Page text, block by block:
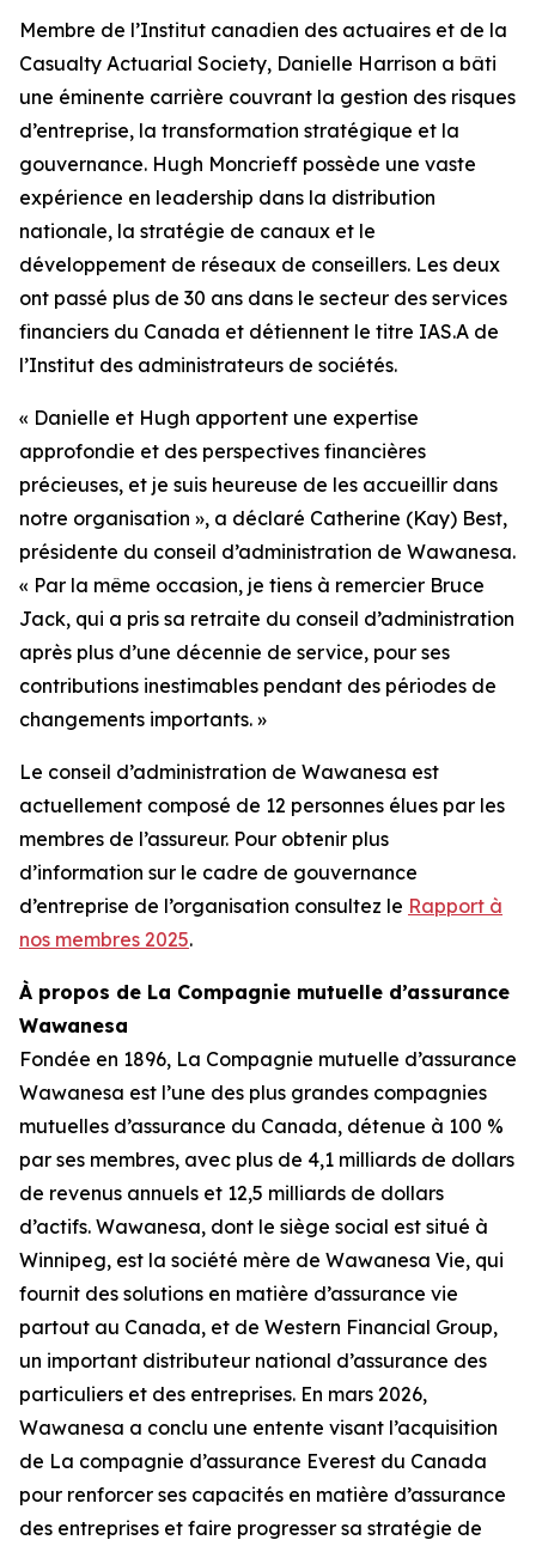
Membre de l’Institut canadien des actuaires et de la
Casualty Actuarial Society, Danielle Harrison a bâti
une éminente carrière couvrant la gestion des risques
d’entreprise, la transformation stratégique et la
gouvernance. Hugh Moncrieff possède une vaste
expérience en leadership dans la distribution
nationale, la stratégie de canaux et le
développement de réseaux de conseillers. Les deux
ont passé plus de 30 ans dans le secteur des services
financiers du Canada et détiennent le titre IAS.A de
l’Institut des administrateurs de sociétés.
« Danielle et Hugh apportent une expertise
approfondie et des perspectives financières
précieuses, et je suis heureuse de les accueillir dans
notre organisation », a déclaré Catherine (Kay) Best,
présidente du conseil d’administration de Wawanesa.
« Par la même occasion, je tiens à remercier Bruce
Jack, qui a pris sa retraite du conseil d’administration
après plus d’une décennie de service, pour ses
contributions inestimables pendant des périodes de
changements importants. »
Le conseil d’administration de Wawanesa est
actuellement composé de 12 personnes élues par les
membres de l’assureur. Pour obtenir plus
d’information sur le cadre de gouvernance
d’entreprise de l’organisation consultez le Rapport à
nos membres 2025.
À propos de La Compagnie mutuelle d’assurance
Wawanesa
Fondée en 1896, La Compagnie mutuelle d’assurance
Wawanesa est l’une des plus grandes compagnies
mutuelles d’assurance du Canada, détenue à 100 %
par ses membres, avec plus de 4,1 milliards de dollars
de revenus annuels et 12,5 milliards de dollars
d’actifs. Wawanesa, dont le siège social est situé à
Winnipeg, est la société mère de Wawanesa Vie, qui
fournit des solutions en matière d’assurance vie
partout au Canada, et de Western Financial Group,
un important distributeur national d’assurance des
particuliers et des entreprises. En mars 2026,
Wawanesa a conclu une entente visant l’acquisition
de La compagnie d’assurance Everest du Canada
pour renforcer ses capacités en matière d’assurance
des entreprises et faire progresser sa stratégie de